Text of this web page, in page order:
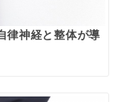
律神経と整体が導